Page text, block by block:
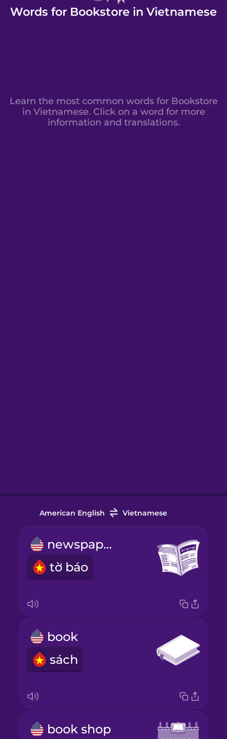
Words for Bookstore in Vietnamese
Learn the most common words for Bookstore
in Vietnamese. Click on a word for more
information and translations.
American English Vietnamese
newspaper
tờ báo
book
sách
book shop